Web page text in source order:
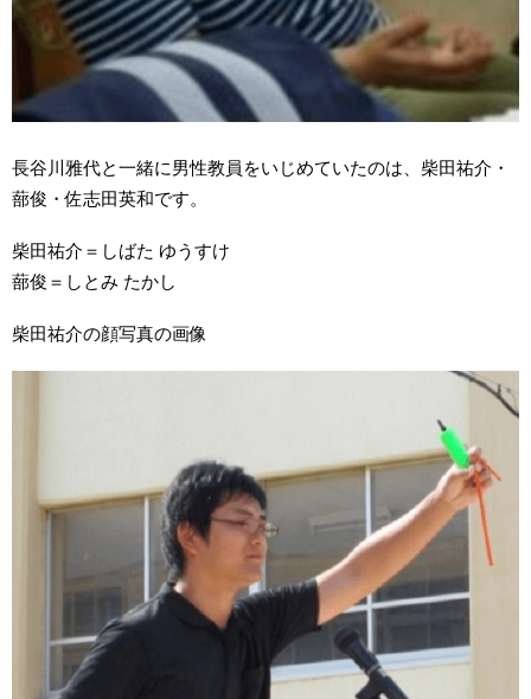
長谷川雅代と一緒に男性教員をいじめていたのは、柴田祐介・
蔀俊・佐志田英和です。
柴田祐介＝しばた ゆうすけ
蔀俊＝しとみ たかし
柴田祐介の顔写真の画像